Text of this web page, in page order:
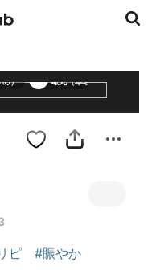
め） 蠍丸（本名不明）
ピ
#賑やか